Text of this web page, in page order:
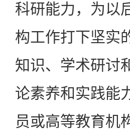
科研能力，为以
构工作打下坚实
知识、学术研讨
论素养和实践能
员或高等教育机